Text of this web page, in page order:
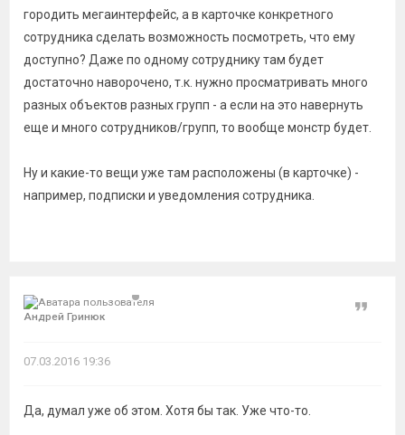
городить мегаинтерфейс, а в карточке конкретного
сотрудника сделать возможность посмотреть, что ему
доступно? Даже по одному сотруднику там будет
достаточно наворочено, т.к. нужно просматривать много
разных объектов разных групп - а если на это навернуть
еще и много сотрудников/групп, то вообще монстр будет.
Ну и какие-то вещи уже там расположены (в карточке) -
например, подписки и уведомления сотрудника.
Андрей Гринюк
Цитата
07.03.2016 19:36
Да, думал уже об этом. Хотя бы так. Уже что-то.